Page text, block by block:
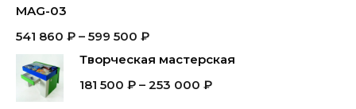
MAG-03
541 860 ₽ – 599 500 ₽
Творческая мастерская
181 500 ₽ – 253 000 ₽